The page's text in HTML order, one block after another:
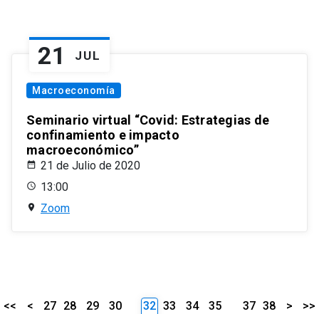
21 JUL
Macroeconomía
Seminario virtual “Covid: Estrategias de
confinamiento e impacto
macroeconómico”
21 de Julio de 2020
13:00
Zoom
<< < 27 28 29
30
32 33 34
35
37 38 > >>